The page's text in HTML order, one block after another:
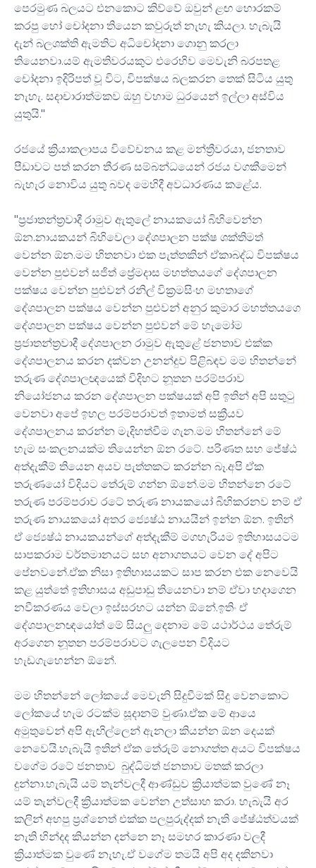
පෙරමුණ බලයට එනකොට කිව්වේ ඔවුන් ළඟ හොරකම්
කරපු හෝ චෝදනා තියෙන කවුරුත් නැහැ කියලා. හැබැයි
දැන් බලශක්ති ඇමතිට අධිචෝදනා ගොනු කරලා
තියෙනවා.යම් ඇමතිවරයකුට එරෙහිව මෙවැනි බරපතළ
චෝදනා ඉදිරිපත් වූ විට, විපක්ෂය බලකරන තෙක් සිටිය යුතු
නැහැ. සදාචාරාත්මකව ඔහු වහාම ධුරයෙන් ඉල්ලා අස්විය
යුතුයි."
රජයේ ක්‍රියාකලාපය විවේචනය කළ මන්ත්‍රීවරයා, ජනතාව
පීඩාවට පත් කරන තීරණ සම්බන්ධයෙන් රජය වගකීමෙන්
බැහැර නොවිය යුතු බවද මෙහිදී අවධාරණය කළේය.
"ප්‍රජාතන්ත්‍රවාදී රාමුව ඇතුලේ නායකයෝ බිහිවෙන්න
ඕන.නායකයන් බිහිවෙලා දේශපාලන පක්ෂ ශක්තිමත්
වෙන්න ඕන.මම හිතනවා එක පැත්තකින් ඒකාබද්ධ විපක්ෂය
වෙන්න පුළුවන් සජිත් ප්‍රේමදාස මහත්තයගේ දේශපාලන
පක්ෂය වෙන්න පුළුවන් රනිල් වික්‍රමසිංහ මහතාගේ
දේශපාලන පක්ෂය වෙන්න පුළුවන් අනුර කුමාර මහත්තයගෙ
දේශපාලන පක්ෂය වෙන්න පුළුවන් මේ හැමෝම
ප්‍රජාතන්ත්‍රවාදී දේශපාලන රාමුව ඇතුළේ ජනතාව එක්ක
දේශපාලනය කරන දක්වන උනන්දුව පිළිබඳව මම හිතන්නේ
තරුණ දේශපාලඥයෙක් විදිහට නූතන පරම්පරාව
නියෝජනය කරන දේශපාලන පක්ෂයක් අපි ඉතින් අපි සතුටු
වෙනවා අපේ ඉහල පරම්පරාවත් ඉතාමත් සක්‍රීයව
දේශපාලනය කරන්න මැදිහත්වීම ගැන.මම හිතන්නේ මේ
හැම සංකලනයක්ම තියෙන්න ඕන රටේ. පරිණත සහ ජේෂ්ඨ
අත්දැකීම් තියෙන අයව පැත්තකට කරන්න බෑ.අපි ඒක
තරුණයෝ විදියට තේරුම් ගන්න ඕනේ.මම හිතන්නෙ රටේ
තරුණ පරම්පරාව රටේ තරුණ නායකයෝ බිහිකරනව නම් ඒ
තරුණ නායකයෝ අතර ජ්‍යෙෂ්ඨ නායයින් ඉන්න ඕන. ඉතින්
ඒ ජ්‍යෙෂ්ඨ නායකයන්ගේ අත්දැකීම් මගහැරියම ඉතිහාසයටම
සාපකරාම වර්තමානයට සහ අනාගතයට වෙන දේ අපිට
පේනවනේ.ඒක නිසා ඉතිහාසයකට සාප කරන එක නෙවෙයි
කළ යුත්තේ ඉතිහාසය අඩුපාඩු තියෙනවා නම් ඒවා හදාගෙන
නවීකරණය වෙලා ඉස්සරහට යන්න ඕනේ.ඉතිං ඒ
දේශපාලනඥයෝත් මේ සියලු දෙනාම මේ යථාර්ථය තේරුම්
අරගෙන නූතන පරම්පරාවට ගැලපෙන විදියට
හැඩගැහෙන්න ඕනේ.
මම හිතන්නේ ලෝකයේ මෙවැනි සිදුවීමක් සිදු වෙනකොට
ලෝකයේ හැම රටක්ම සූදානම් වුණා.ඒක මේ ආයෙ
අමුතුවෙන් අපි ඇඟිල්ලෙන් ඇනලා කියන්න ඕන දෙයක්
නෙවෙයි.හැබැයි ඉතින් ඒක තේරුම් නොගත්ත අයට විපක්ෂය
වගේම රටේ ජනතාව බුද්ධිමත් ජනතාව මතක් කරලා
දුන්නා.හැබැයි යම් තැන්වලදී ආණ්ඩුව ක්‍රියාත්මක වුණේ නෑ
යම් තැන්වලදී ක්‍රියාත්මක වෙන්න උත්සාහ කරා. හැබැයි අර
කලින් අහපු ප්‍රශ්නෙත් එක්ක පලපුරුද්දක් නැති ජේෂ්ඨත්වයක්
නැති හින්දද කියන්න දන්නෙ නෑ සමහර කාරණා වලදී
ක්‍රියාත්මක වුණේ නැහැ.ඒ වගේම තමයි අපි අද දකිනවා